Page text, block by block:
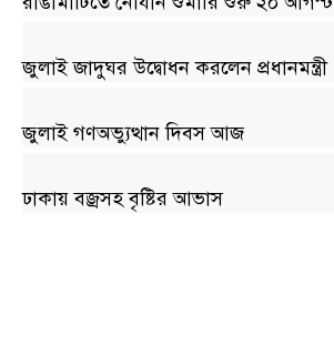
জুলাই জাদুঘর উদ্বোধন করলেন প্রধানমন্ত্রী
জুলাই গণঅভ্যুত্থান দিবস আজ
ঢাকায় বজ্রসহ বৃষ্টির আভাস